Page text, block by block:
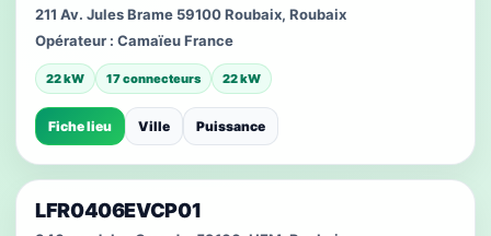
211 Av. Jules Brame 59100 Roubaix, Roubaix
Opérateur : Camaïeu France
22 kW 17 connecteurs 22 kW
Fiche lieu Ville Puissance
LFR0406EVCP01